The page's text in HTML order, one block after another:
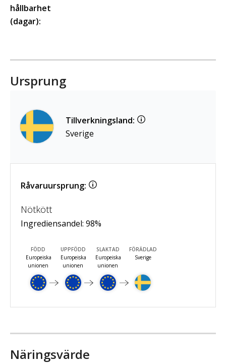
hållbarhet
(dagar):
Ursprung
Tillverkningsland:
Sverige
Råvaruursprung:
Nötkött
Ingrediensandel: 98%
FÖDD
Europeiska
unionen
UPPFÖDD
Europeiska
unionen
SLAKTAD
Europeiska
unionen
FÖRÄDLAD
Sverige
Näringsvärde